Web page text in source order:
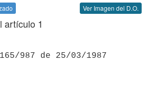
Ver Imagen del D.O.
artículo 1
987 de 25/03/1987